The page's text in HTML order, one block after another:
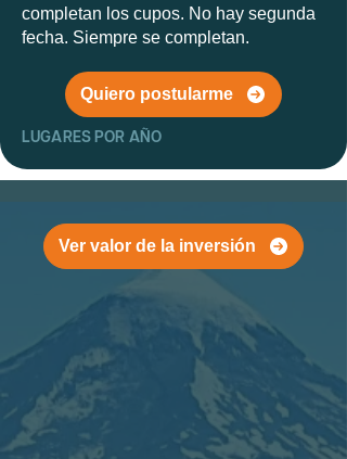
completan los cupos. No hay segunda
fecha. Siempre se completan.
Quiero postularme
LUGARES POR AÑO
Ver valor de la inversión